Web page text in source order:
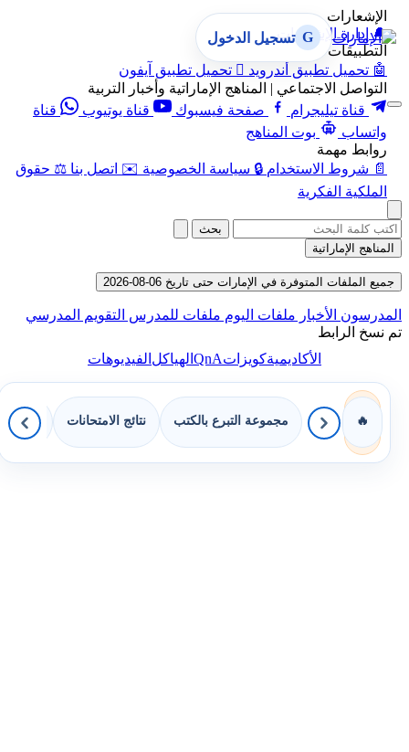
الإشعارات
🔔 إدارة الإشعارات
التطبيقات
🤖 تحميل تطبيق أندرويد  تحميل تطبيق آيفون
التواصل الاجتماعي | المناهج الإماراتية وأخبار التربية
قناة تيليجرام
صفحة فيسبوك قناة يوتيوب
قناة
واتساب
بوت المناهج
روابط مهمة
📄 شروط الاستخدام 🔒 سياسة الخصوصية ✉️ اتصل بنا ⚖️ حقوق
الملكية الفكرية
G تسجيل الدخول
بحث
المناهج الإماراتية
جميع الملفات المتوفرة في الإمارات حتى تاريخ 06-08-2026
المدرسون الأخبار ملفات اليوم ملفات للمدرس التقويم المدرسي
تم نسخ الرابط
الأكاديميةكويزاتQnAالهياكلالفيديوهات
🔥 مجموعة التبرع بالكتب نتائج الامتحانات